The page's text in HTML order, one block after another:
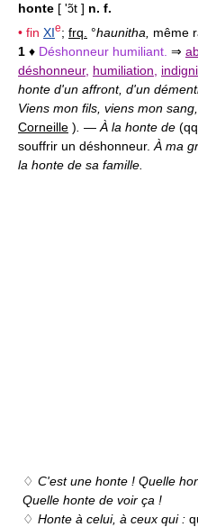
honte [ 'ɔ̃t ] n. f.
• fin XIe; frq. °haunitha, même
1 ♦ Déshonneur humiliant. ⇒
déshonneur, humiliation
honte d'un affront, d'un
Viens mon fils, viens mon
Corneille ) — À la honte de
souffrir un déshonneur. À ma
la honte de sa famille.
♢ C'est une honte ! Quelle
Quelle honte de voir ça !
♢ Honte à celui, à ceux qui :